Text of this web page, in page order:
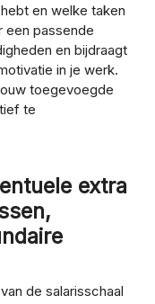
en welke taken
een passende
en bijdraagt
in je werk.
toegevoegde
te
extra
de salarisschaal